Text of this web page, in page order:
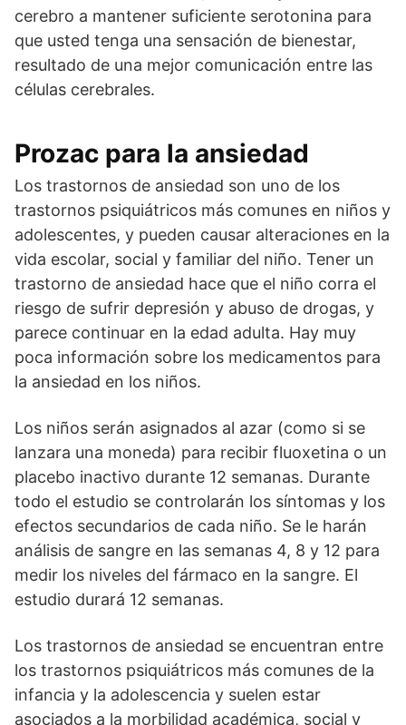
cerebro a mantener suficiente serotonina para
que usted tenga una sensación de bienestar,
resultado de una mejor comunicación entre las
células cerebrales.
Prozac para la ansiedad
Los trastornos de ansiedad son uno de los
trastornos psiquiátricos más comunes en niños y
adolescentes, y pueden causar alteraciones en la
vida escolar, social y familiar del niño. Tener un
trastorno de ansiedad hace que el niño corra el
riesgo de sufrir depresión y abuso de drogas, y
parece continuar en la edad adulta. Hay muy
poca información sobre los medicamentos para
la ansiedad en los niños.
Los niños serán asignados al azar (como si se
lanzara una moneda) para recibir fluoxetina o un
placebo inactivo durante 12 semanas. Durante
todo el estudio se controlarán los síntomas y los
efectos secundarios de cada niño. Se le harán
análisis de sangre en las semanas 4, 8 y 12 para
medir los niveles del fármaco en la sangre. El
estudio durará 12 semanas.
Los trastornos de ansiedad se encuentran entre
los trastornos psiquiátricos más comunes de la
infancia y la adolescencia y suelen estar
asociados a la morbilidad académica, social y